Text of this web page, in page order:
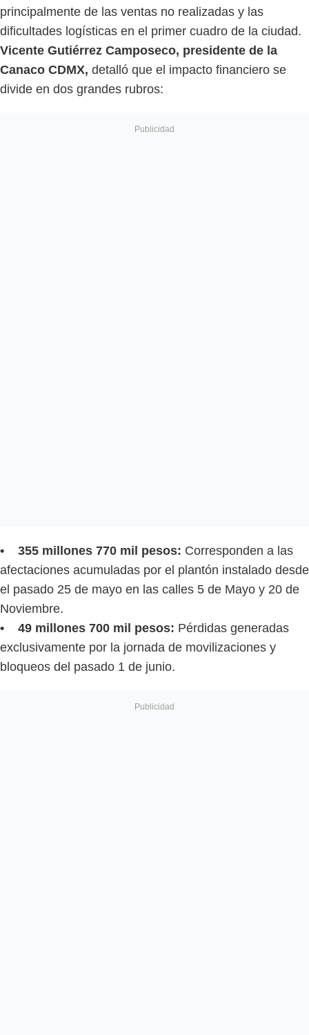
principalmente de las ventas no realizadas y las
dificultades logísticas en el primer cuadro de la ciudad.
Vicente Gutiérrez Camposeco, presidente de la
Canaco CDMX, detalló que el impacto financiero se
divide en dos grandes rubros:
• 355 millones 770 mil pesos: Corresponden a las
afectaciones acumuladas por el plantón instalado desde
el pasado 25 de mayo en las calles 5 de Mayo y 20 de
Noviembre.
• 49 millones 700 mil pesos: Pérdidas generadas
exclusivamente por la jornada de movilizaciones y
bloqueos del pasado 1 de junio.